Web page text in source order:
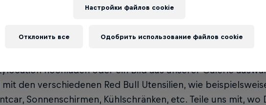
KANN ICH MIR DAS RED BULL
hochladen oder ein Bild aus unserer Galerie
mit den verschiedenen Red Bull Utensilien, wie
Sonnenschirmen, Kühlschränken, etc. Teile uns mit, wo
Настройки файлов cookie
Отклонить все Одобрить использование файлов cookie